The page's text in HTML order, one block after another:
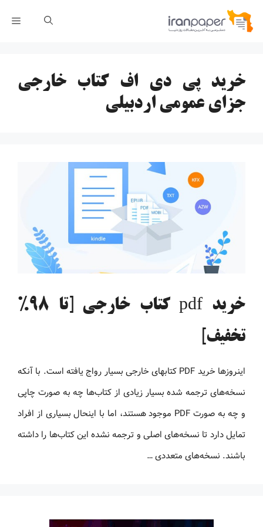
پرش
خرید پی دی اف کتاب خارجی
جزای عمومی اردبیلی
خرید pdf کتاب خارجی [تا 98%
تخفیف]
اینروزها خرید PDF کتاب‎های خارجی بسیار رواج یافته است. با آنکه
نسخه‌های ترجمه شده بسیار زیادی از کتاب‌ها چه به صورت چاپی
و چه به صورت PDF موجود هستند، اما با اینحال بسیاری از افراد
تمایل دارد تا نسخه‌های اصلی و ترجمه نشده این کتاب‌ها را داشته
باشند. نسخه‌های متعددی …